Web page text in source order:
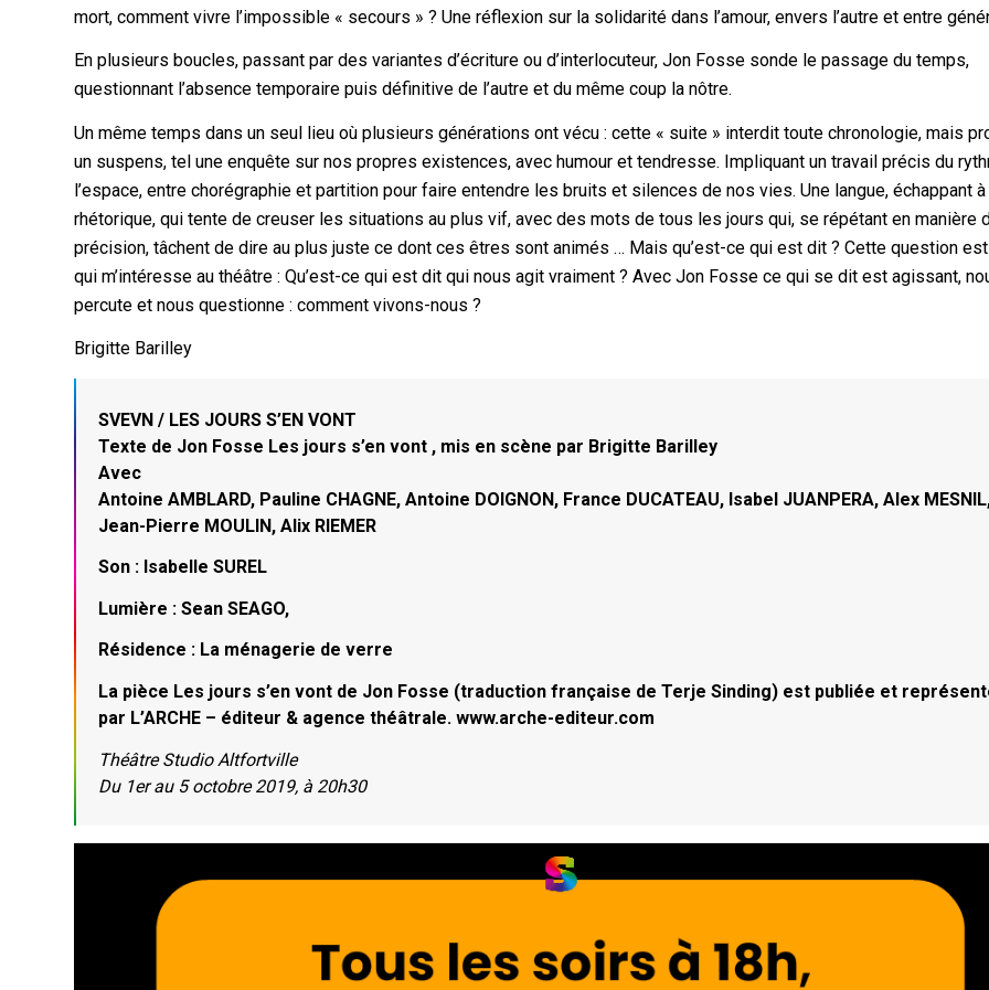
mort, comment vivre l’impossible « secours » ? Une réflexion sur la solidarité dans l’amour, envers l’autre et entre
En plusieurs boucles, passant par des variantes d’écriture ou d’interlocuteur, Jon Fosse sonde le passage du temps,
questionnant l’absence temporaire puis définitive de l’autre et du même coup la nôtre.
Un même temps dans un seul lieu où plusieurs générations ont vécu : cette « suite » interdit toute chronologie, mais
un suspens, tel une enquête sur nos propres existences, avec humour et tendresse. Impliquant un travail précis du
l’espace, entre chorégraphie et partition pour faire entendre les bruits et silences de nos vies. Une langue, échappant à
rhétorique, qui tente de creuser les situations au plus vif, avec des mots de tous les jours qui, se répétant en manière
précision, tâchent de dire au plus juste ce dont ces êtres sont animés … Mais qu’est-ce qui est dit ? Cette question
qui m’intéresse au théâtre : Qu’est-ce qui est dit qui nous agit vraiment ? Avec Jon Fosse ce qui se dit est agissant,
percute et nous questionne : comment vivons-nous ?
Brigitte Barilley
SVEVN / LES JOURS S’EN VONT
Texte de Jon Fosse Les jours s’en vont , mis en scène par Brigitte Barilley
Avec
Antoine AMBLARD, Pauline CHAGNE, Antoine DOIGNON, France DUCATEAU, Isabel JUANPERA, Alex
Jean-Pierre MOULIN, Alix RIEMER
Son : Isabelle SUREL
Lumière : Sean SEAGO,
Résidence : La ménagerie de verre
La pièce Les jours s’en vont de Jon Fosse (traduction française de Terje Sinding) est publiée et
par L’ARCHE – éditeur & agence théâtrale. www.arche-editeur.com
Théâtre Studio Altfortville
Du 1er au 5 octobre 2019, à 20h30